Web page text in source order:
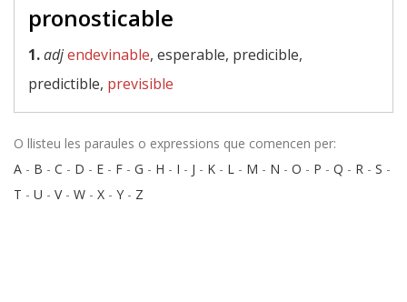
pronosticable
1.adjendevinable, esperable, predicible,
predictible, previsible
O llisteu les paraules o expressions que comencen per:
A - B - C - D - E - F - G - H - I - J - K - L - M - N - O - P - Q - R - S -
T - U - V- W - X - Y - Z